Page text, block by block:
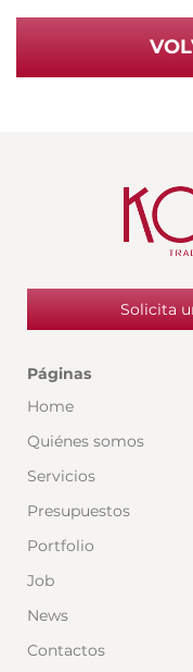
Solicita
Páginas
Home
Quiénes somos
Servicios
Presupuestos
Portfolio
Job
News
Contactos